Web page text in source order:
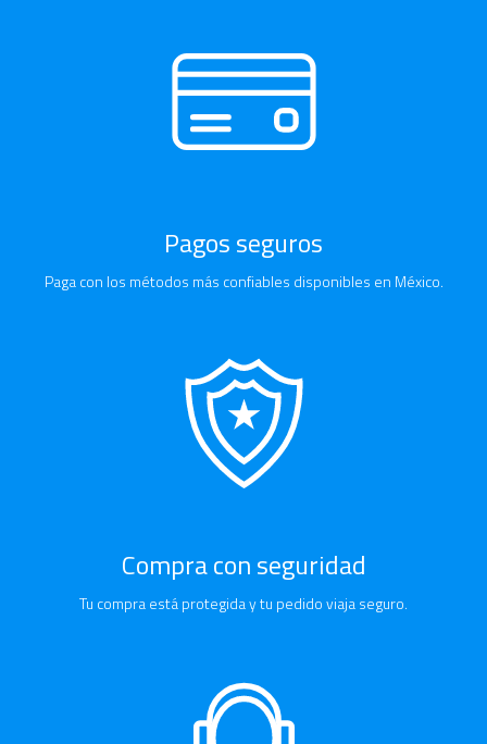
Pagos seguros
Paga con los métodos más confiables disponibles en México.
Compra con seguridad
Tu compra está protegida y tu pedido viaja seguro.